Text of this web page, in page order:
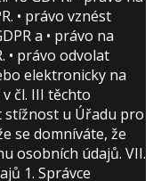
• právo vznést
a • právo na
• právo odvolat
elektronicky na
čl. III těchto
stížnost u Úřadu pro
se domníváte, že
osobních údajů. VII.
1. Správce